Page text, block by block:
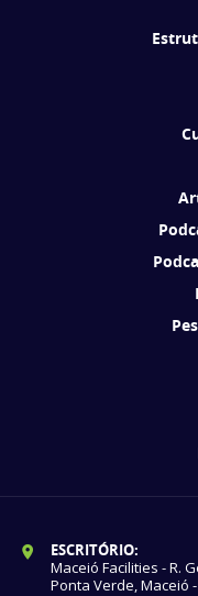
ESCRITÓRIO:
Maceió Facilities - R.
Ponta Verde, Maceió -